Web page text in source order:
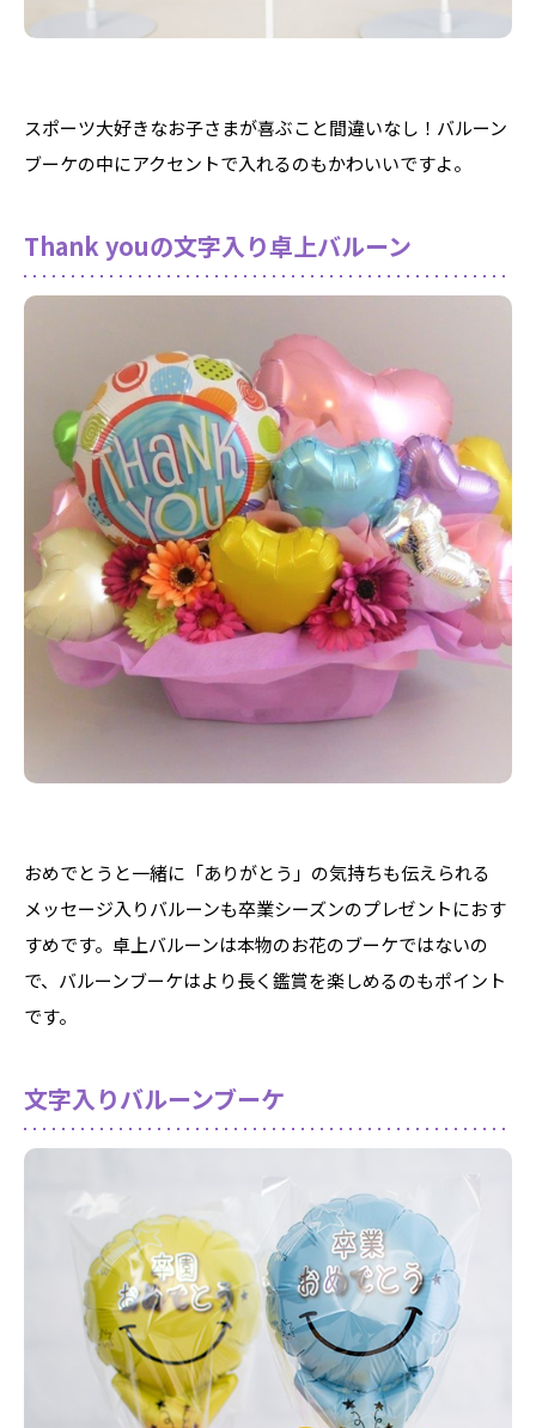
スポーツ大好きなお子さまが喜ぶこと間違いなし！バルーン
ブーケの中にアクセントで入れるのもかわいいですよ。
Thank youの文字入り卓上バルーン
おめでとうと一緒に「ありがとう」の気持ちも伝えられる
メッセージ入りバルーンも卒業シーズンのプレゼントにおす
すめです。卓上バルーンは本物のお花のブーケではないの
で、バルーンブーケはより長く鑑賞を楽しめるのもポイント
です。
文字入りバルーンブーケ